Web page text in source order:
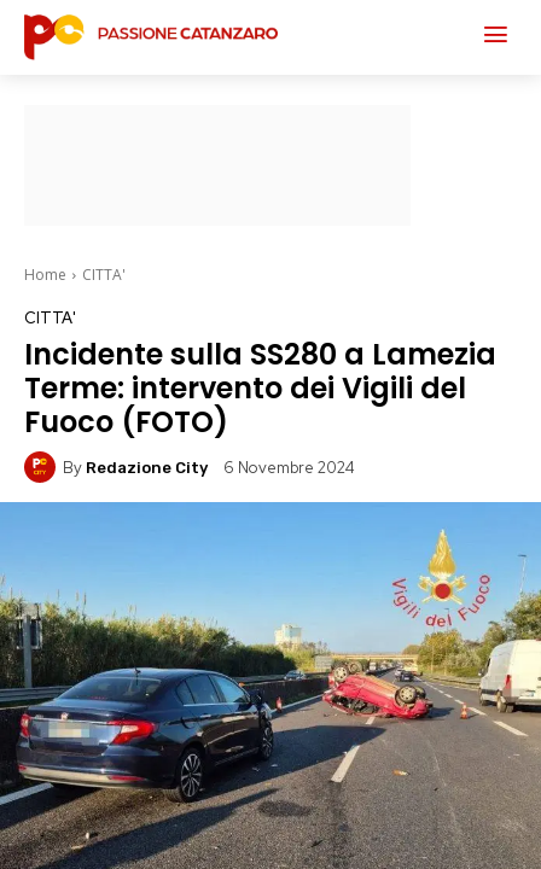
Home CITTA'
CITTA'
Incidente sulla SS280 a Lamezia
Terme: intervento dei Vigili del
Fuoco (FOTO)
By Redazione City 6 Novembre 2024